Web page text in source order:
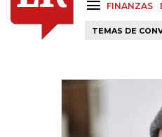
FINANZAS
TEMAS DE